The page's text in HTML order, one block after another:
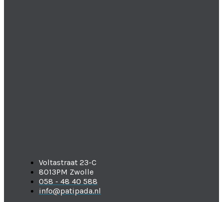
Voltastraat 23-C
8013PM Zwolle
058 - 48 40 588
info@patipada.nl